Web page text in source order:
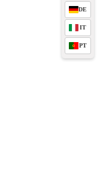
DE
IT
PT